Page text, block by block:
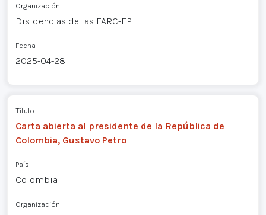
Organización
Disidencias de las FARC-EP
Fecha
2025-04-28
Título
Carta abierta al presidente de la República de
Colombia, Gustavo Petro
País
Colombia
Organización